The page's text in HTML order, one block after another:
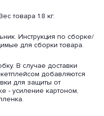
товара 1.8 кг.
Инструкция по сборке/
для сборки товара.
В случае доставки
добавляются
для защиты от
- усиление картоном,